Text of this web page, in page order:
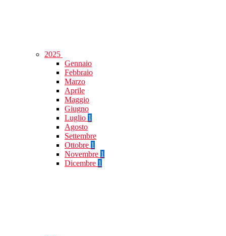
2025
Gennaio
Febbraio
Marzo
Aprile
Maggio
Giugno
Luglio 1
Agosto
Settembre
Ottobre 1
Novembre 1
Dicembre 1